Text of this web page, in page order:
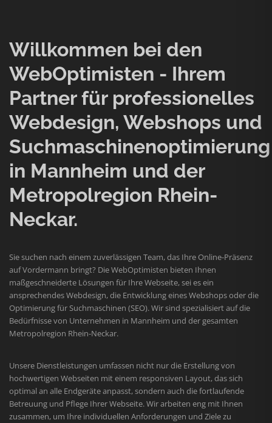
Willkommen bei den
WebOptimisten - Ihrem
Partner für professionelles
Webdesign, Webshops und
Suchmaschinenoptimierung
in Mannheim und der
Metropolregion Rhein-
Neckar.
Sie suchen nach einem zuverlässigen Team, das Ihre Online-Präsenz
auf Vordermann bringt? Die WebOptimisten bieten Ihnen
maßgeschneiderte Lösungen für Ihre Webseite, sei es ein
ansprechendes Webdesign, die Entwicklung eines Webshops oder die
Optimierung für Suchmaschinen (SEO). Wir sind spezialisiert auf die
Bedürfnisse von Unternehmen in Mannheim und der gesamten
Metropolregion Rhein-Neckar.
Unsere Dienstleistungen umfassen nicht nur die Erstellung von
hochwertigen Webseiten mit einem responsiven Layout, das sich
optimal an alle Endgeräte anpasst, sondern auch die fortlaufende
Betreuung und Pflege Ihrer Webseite. Wir arbeiten eng mit Ihnen
zusammen, um Ihre individuellen Anforderungen und Ziele zu